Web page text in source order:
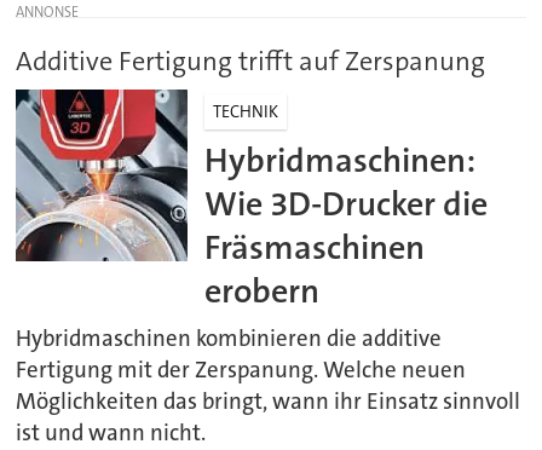
Additive Fertigung trifft auf Zerspanung
TECHNIK
Hybridmaschinen:
Wie 3D-Drucker die
Fräsmaschinen
erobern
Hybridmaschinen kombinieren die additive
Fertigung mit der Zerspanung. Welche neuen
Möglichkeiten das bringt, wann ihr Einsatz sinnvoll
ist und wann nicht.